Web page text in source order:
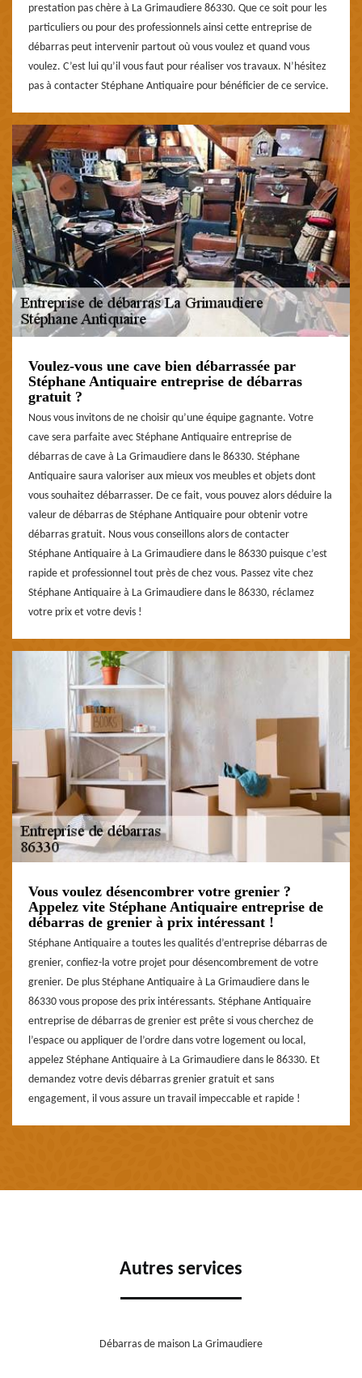
prestation pas chère à La Grimaudiere 86330. Que ce soit pour les
particuliers ou pour des professionnels ainsi cette entreprise de
débarras peut intervenir partout où vous voulez et quand vous
voulez. C’est lui qu’il vous faut pour réaliser vos travaux. N’hésitez
pas à contacter Stéphane Antiquaire pour bénéficier de ce service.
Voulez-vous une cave bien débarrassée par
Stéphane Antiquaire entreprise de débarras
gratuit ?
Nous vous invitons de ne choisir qu’une équipe gagnante. Votre
cave sera parfaite avec Stéphane Antiquaire entreprise de
débarras de cave à La Grimaudiere dans le 86330. Stéphane
Antiquaire saura valoriser aux mieux vos meubles et objets dont
vous souhaitez débarrasser. De ce fait, vous pouvez alors déduire la
valeur de débarras de Stéphane Antiquaire pour obtenir votre
débarras gratuit. Nous vous conseillons alors de contacter
Stéphane Antiquaire à La Grimaudiere dans le 86330 puisque c’est
rapide et professionnel tout près de chez vous. Passez vite chez
Stéphane Antiquaire à La Grimaudiere dans le 86330, réclamez
votre prix et votre devis !
Vous voulez désencombrer votre grenier ?
Appelez vite Stéphane Antiquaire entreprise de
débarras de grenier à prix intéressant !
Stéphane Antiquaire a toutes les qualités d’entreprise débarras de
grenier, confiez-la votre projet pour désencombrement de votre
grenier. De plus Stéphane Antiquaire à La Grimaudiere dans le
86330 vous propose des prix intéressants. Stéphane Antiquaire
entreprise de débarras de grenier est prête si vous cherchez de
l’espace ou appliquer de l’ordre dans votre logement ou local,
appelez Stéphane Antiquaire à La Grimaudiere dans le 86330. Et
demandez votre devis débarras grenier gratuit et sans
engagement, il vous assure un travail impeccable et rapide !
Autres services
Débarras de maison La Grimaudiere